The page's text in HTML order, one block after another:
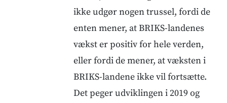
ikke udgør nogen trussel, fordi de
enten mener, at BRIKS-landenes
vækst er positiv for hele verden,
eller fordi de mener, at væksten i
BRIKS-landene ikke vil fortsætte.
Det peger udviklingen i 2019 og